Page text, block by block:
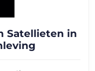
Satellieten in